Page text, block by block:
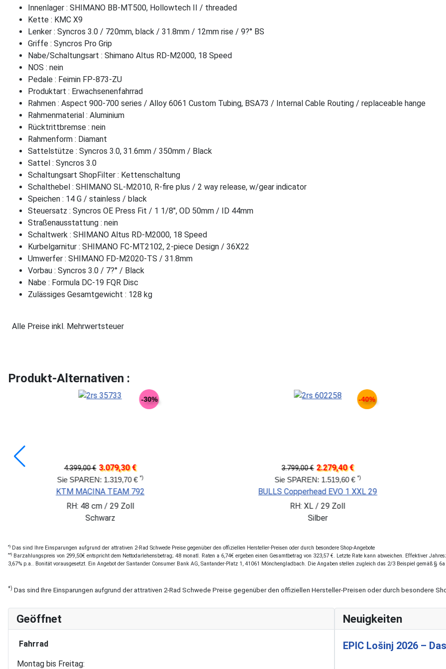
Innenlager : SHIMANO BB-MT500, Hollowtech II / threaded
Kette : KMC X9
Lenker : Syncros 3.0 / 720mm, black / 31.8mm / 12mm rise / 9?° BS
Griffe : Syncros Pro Grip
Nabe/Schaltungsart : Shimano Altus RD-M2000, 18 Speed
NOS : nein
Pedale : Feimin FP-873-ZU
Produktart : Erwachsenenfahrrad
Rahmen : Aspect 900-700 series / Alloy 6061 Custom Tubing, BSA73 / Internal Cable Routing / replaceable hange
Rahmenmaterial : Aluminium
Rücktrittbremse : nein
Rahmenform : Diamant
Sattelstütze : Syncros 3.0, 31.6mm / 350mm / Black
Sattel : Syncros 3.0
Schaltungsart ShopFilter : Kettenschaltung
Schalthebel : SHIMANO SL-M2010, R-fire plus / 2 way release, w/gear indicator
Speichen : 14 G / stainless / black
Steuersatz : Syncros OE Press Fit / 1 1/8", OD 50mm / ID 44mm
Straßenausstattung : nein
Schaltwerk : SHIMANO Altus RD-M2000, 18 Speed
Kurbelgarnitur : SHIMANO FC-MT2102, 2-piece Design / 36X22
Umwerfer : SHIMANO FD-M2020-TS / 31.8mm
Vorbau : Syncros 3.0 / 7?° / Black
Nabe : Formula DC-19 FQR Disc
Zulässiges Gesamtgewicht : 128 kg
Alle Preise inkl. Mehrwertsteuer
Produkt-Alternativen :
-30%
4.999,00 € 3.499,30 €
Sie SPAREN: 1.499,70 €*)
KTM MACINA KAPOHO 7973
RH: L / 27,5 Zoll
Schwarz,Rot
-40%
5.799,00 € 3.479,40 €
Sie SPAREN: 2.319,60 €*)
FOCUS THRON 6.8
RH: M / 29 Zoll
*) Das sind Ihre Einsparungen aufgrund der attrativen 2-Rad Schwede Preise gegenüber den offiziellen Hersteller-Preisen oder durch besondere Shop-Angebote
**) Barzahlungspreis von 299,50€ entspricht dem Nettodarlehensbetrag; 48 monatl. Raten a 6,74€ ergeben einen Gesamtbetrag von 323,57 €. Letzte Rate kann abweichen. Effektiver
3,67% p.a.. Bonität vorausgesetzt. Ein Angebot der Santander Consumer Bank AG, Santander-Platz 1, 41061 Mönchengladbach. Die Angaben stellen zugleich das 2/3 Beispiel gemäß §
*) Das sind Ihre Einsparungen aufgrund der attrativen 2-Rad Schwede Preise gegenüber den offiziellen Hersteller-Preisen oder durch besondere
Geöffnet
Fahrrad
Montag bis Freitag:
Neuigkeiten
EPIC Lošinj 2026 –